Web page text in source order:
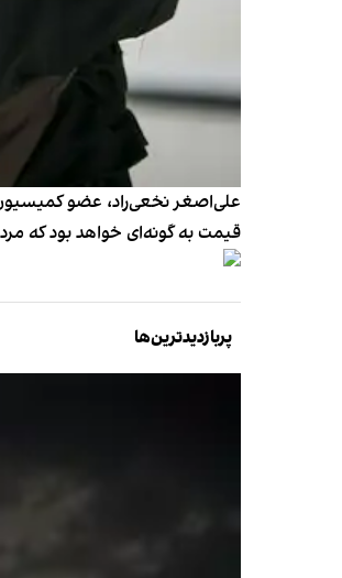
قیمت به گونه‌ای خواهد بود که
پربازدیدترین‌ها